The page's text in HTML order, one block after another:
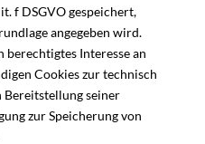
f DSGVO gespeichert,
angegeben wird.
Interesse an
Cookies zur technisch
seiner
zur Speicherung von